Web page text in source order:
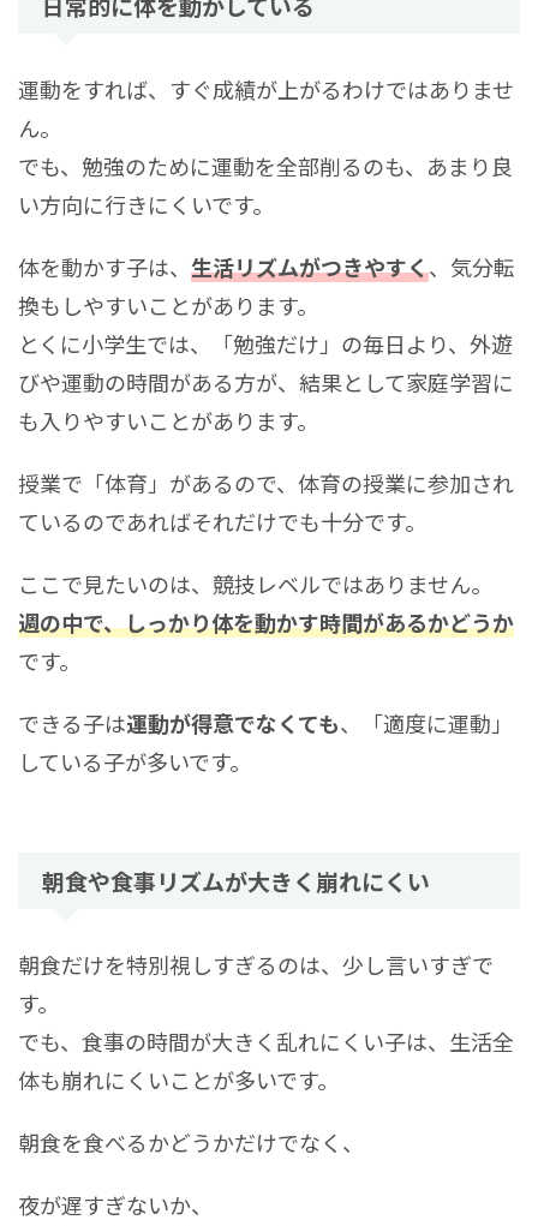
運動をすれば、すぐ成績が上がるわけではありませ
ん。
でも、勉強のために運動を全部削るのも、あまり良
い方向に行きにくいです。
体を動かす子は、 生活リズムがつきやすく、気分転
換もしやすいことがあります。
とくに小学生では、「勉強だけ」の毎日より、外遊
びや運動の時間がある方が、結果として家庭学習に
も入りやすいことがあります。
授業で「体育」があるので、体育の授業に参加され
ているのであればそれだけでも十分です。
ここで見たいのは、競技レベルではありません。
週の中で、しっかり体を動かす時間があるかどうか
です。
できる子は運動が得意でなくても、「適度に運動」
している子が多いです。
朝食や食事リズムが大きく崩れにくい
朝食だけを特別視しすぎるのは、少し言いすぎで
す。
でも、食事の時間が大きく乱れにくい子は、生活全
体も崩れにくいことが多いです。
朝食を食べるかどうかだけでなく、
夜が遅すぎないか、